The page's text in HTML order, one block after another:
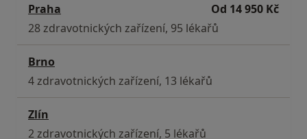
Praha
Od 14 950 Kč
28 zdravotnických zařízení, 95 lékařů
Brno
4 zdravotnických zařízení, 13 lékařů
Zlín
2 zdravotnických zařízení, 5 lékařů